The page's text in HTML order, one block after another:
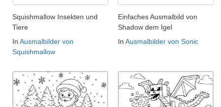
Squishmallow Insekten und
Tiere
In Ausmalbilder von
Squishmallow
Einfaches Ausmalbild von
Shadow dem Igel
In Ausmalbilder von Sonic